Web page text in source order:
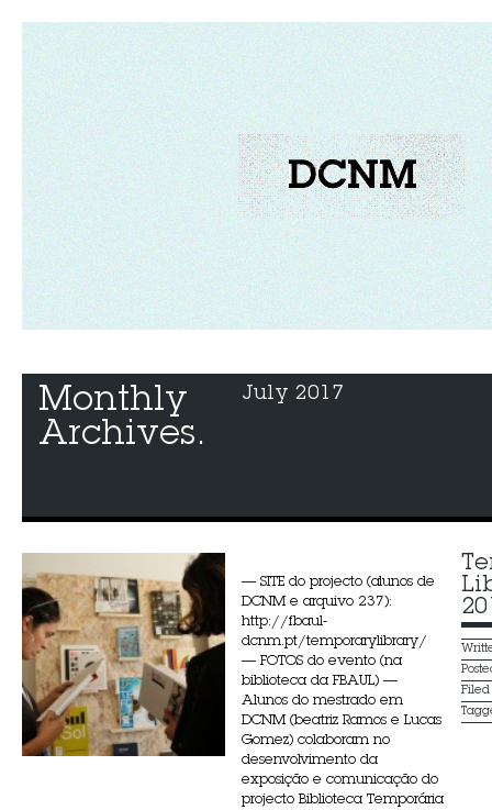
Monthly
Archives.
July 2017
— SITE do projecto (alunos de
DCNM e arquivo 237):
http://fbaul-
dcnm.pt/temporarylibrary/
— FOTOS do evento (na
biblioteca da FBAUL) —
Alunos do mestrado em
DCNM (beatriz Ramos e Lucas
Gomez) colaboram no
desenvolvimento da
exposição e comunicação do
projecto Biblioteca Temporária